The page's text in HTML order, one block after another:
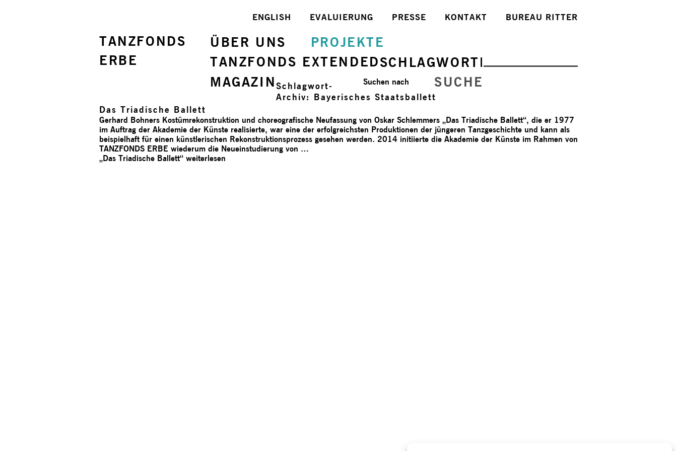
TANZFONDS
ERBE
BUREAU RITTER
KONTAKT
PRESSE
EVALUIERUNG
ENGLISH
ÜBER UNS
PROJEKTE
TANZFONDS EXTENDEDSCHLAGWORTE
MAGAZIN
SUCHE
Suchen nach
Schlagwort-
Archiv: Bayerisches Staatsballett
Das Triadische Ballett
Gerhard Bohners Kostümrekonstruktion und choreografische Neufassung von Oskar Schlemmers „Das Triadische Ballett“, die er 1977
im Auftrag der Akademie der Künste realisierte, war eine der erfolgreichsten Produktionen der jüngeren Tanzgeschichte und kann als
beispielhaft für einen künstlerischen Rekonstruktionsprozess gesehen werden. 2014 initiierte die Akademie der Künste im Rahmen von
TANZFONDS ERBE wiederum die Neueinstudierung von …
„Das Triadische Ballett“ weiterlesen